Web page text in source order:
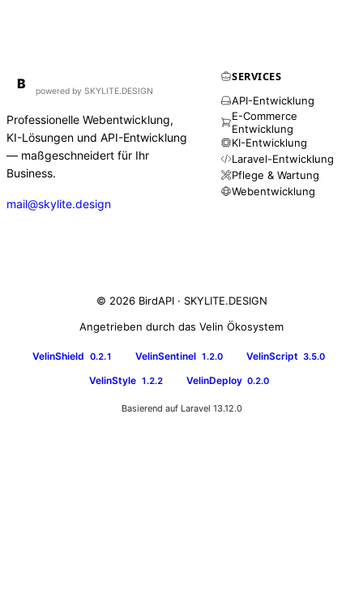
B powered by SKYLITE.DESIGN
Professionelle Webentwicklung,
KI-Lösungen und API-Entwicklung
— maßgeschneidert für Ihr
Business.
mail@skylite.design
SERVICES
API-Entwicklung
E-Commerce
Entwicklung
KI-Entwicklung
Laravel-Entwicklung
Pflege & Wartung
Webentwicklung
© 2026 BirdAPI · SKYLITE.DESIGN
Angetrieben durch das Velin Ökosystem
VelinShield 0.2.1 VelinSentinel 1.2.0 VelinScript 3.5.0
VelinStyle 1.2.2 VelinDeploy 0.2.0
Basierend auf Laravel 13.12.0